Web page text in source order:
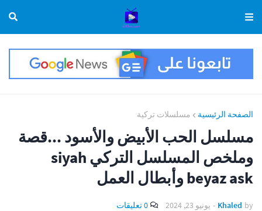
الصفحة الرئيسية مسلسلات تركية
مسلسل الحب الأبيض والأسود ...قصة
وملخص المسلسل التركي siyah
beyaz ask وأبطال العمل
by
Khaled
- يونيو 23, 2024 0 تعليقات